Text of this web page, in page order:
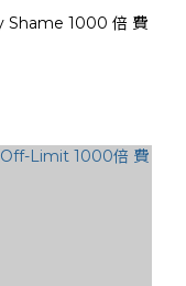
Shame 1000 倍 費